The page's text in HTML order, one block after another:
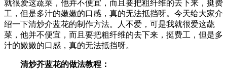
就很爱这蔬菜，他并不便宜，而且要把粗纤维的去下来，挺费
工，但是多汁的嫩嫩的口感，真的无法抵挡呀。今天给大家介
绍一下清炒介蓝花的制作方法。人不爱，可是我就很爱这蔬
菜，他并不便宜，而且要把粗纤维的去下来，挺费工，但是多
汁的嫩嫩的口感，真的无法抵挡呀。
清炒芥蓝花的做法教程：